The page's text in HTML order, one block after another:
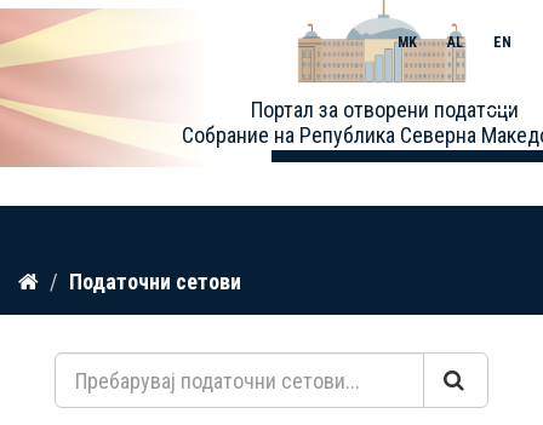
Прескокнете
содржина
Портал за отворени податоци
Собрание на Република Северна
MK AL EN
Toggle
Податочни сетови